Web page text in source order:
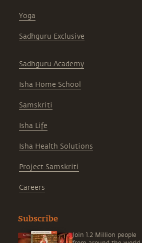
Yoga
Sadhguru Exclusive
Sadhguru Academy
Isha Home School
Samskriti
Isha Life
Isha Health Solutions
Project Samskriti
Careers
Subscribe
Join 1.2 Million people